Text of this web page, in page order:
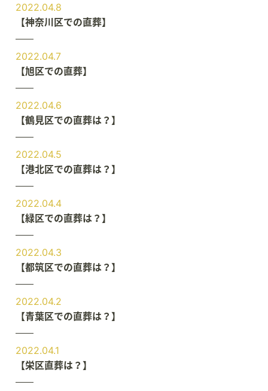
2022.04.8
【神奈川区での直葬】
2022.04.7
【旭区での直葬】
2022.04.6
【鶴見区での直葬は？】
2022.04.5
【港北区での直葬は？】
2022.04.4
【緑区での直葬は？】
2022.04.3
【都筑区での直葬は？】
2022.04.2
【青葉区での直葬は？】
2022.04.1
【栄区直葬は？】